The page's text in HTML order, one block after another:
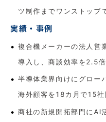
ツ制作までワンストップ
実績・事例
複合機メーカーの法人営
導入し、商談効率を2.5
半導体業界向けにグロー
海外顧客を18カ月で15社
商社の新規開拓部門にAI